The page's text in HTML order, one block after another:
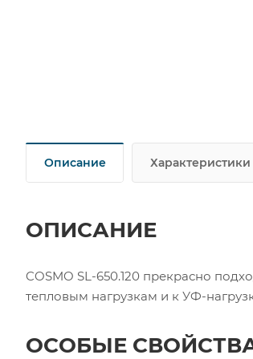
Описание Характеристики
ОПИСАНИЕ
COSMO SL-650.120 прекрасно
тепловым нагрузкам и к УФ-
ОСОБЫЕ